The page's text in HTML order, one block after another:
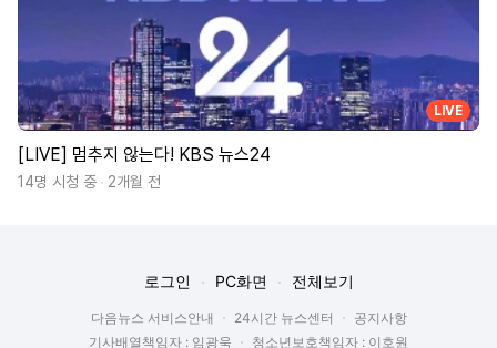
LIVE
[LIVE] 멈추지 않는다! KBS 뉴스24
14명 시청 중 2개월 전
로그인 PC화면 전체보기
다음뉴스 서비스안내 24시간 뉴스센터
공지사항
기사배열책임자 : 임광욱
청소년보호책임자 : 이호원